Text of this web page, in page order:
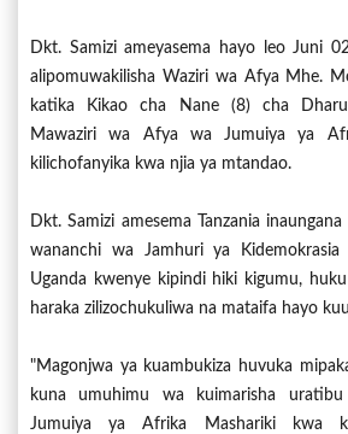
Dkt. Samizi ameyasema hayo leo Juni
alipomuwakilisha Waziri wa Afya Mhe.
katika Kikao cha Nane (8) cha
Mawaziri wa Afya wa Jumuiya ya
kilichofanyika kwa njia ya mtandao.
Dkt. Samizi amesema Tanzania
wananchi wa Jamhuri ya
Uganda kwenye kipindi hiki kigumu,
haraka zilizochukuliwa na mataifa hayo
"Magonjwa ya kuambukiza huvuka
kuna umuhimu wa kuimarisha
Jumuiya ya Afrika Mashariki kwa